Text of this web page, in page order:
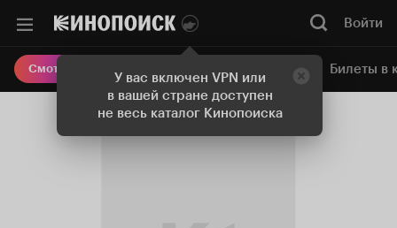
У вас включен VPN или
в вашей стране доступен
не весь каталог Кинопоиска
Войти
Смотреть кино Онлайн-кинотеатр Билеты в